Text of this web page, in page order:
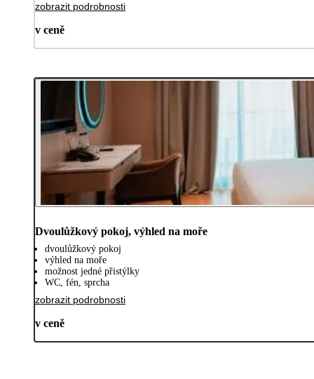
zobrazit podrobnosti
v ceně
Dvoulůžkový pokoj, výhled na moře
dvoulůžkový pokoj
výhled na moře
možnost jedné přistýlky
WC, fén, sprcha
zobrazit podrobnosti
v ceně